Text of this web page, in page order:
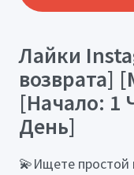
Лайки
возврата]
[Начало: 1
День]
💫Ищете простой